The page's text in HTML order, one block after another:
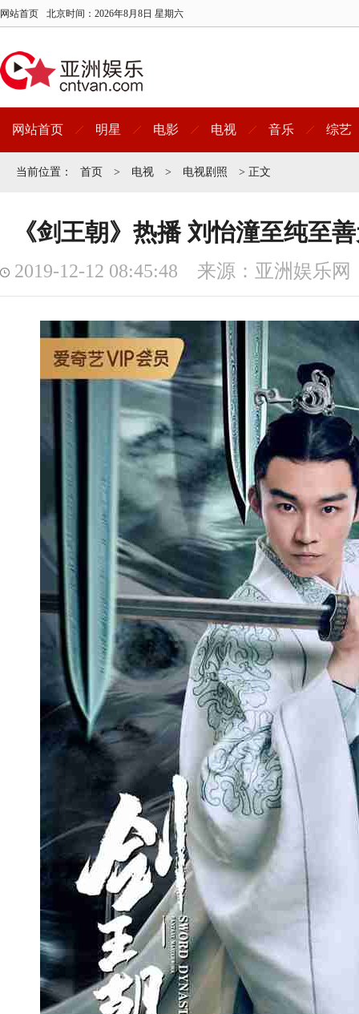
网站首页 北京时间： 2026年8月8日 星期六
网站首页 明星 电影 电视 音乐 综艺
当前位置： 首页 > 电视 > 电视剧照 > 正文
《剑王朝》热播 刘怡潼至纯至
2019-12-12 08:45:48 来源：亚洲娱乐网